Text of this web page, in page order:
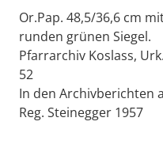
Or.Pap. 48,5/36,6 cm
runden grünen Siegel.
Pfarrarchiv Koslass,
52
In den Archivberichten
Reg. Steinegger 1957